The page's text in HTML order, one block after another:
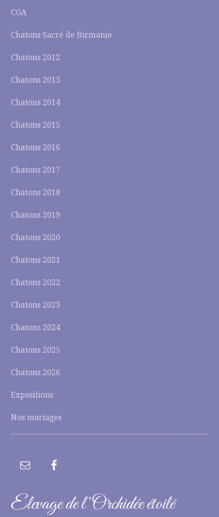
CGA
Chatons Sacré de Birmanie
Chatons 2012
Chatons 2013
Chatons 2014
Chatons 2015
Chatons 2016
Chatons 2017
Chatons 2018
Chatons 2019
Chatons 2020
Chatons 2021
Chatons 2022
Chatons 2023
Chatons 2024
Chatons 2025
Chatons 2026
Expositions
Nos mariages
Elevage de l’Orchidée étoilé